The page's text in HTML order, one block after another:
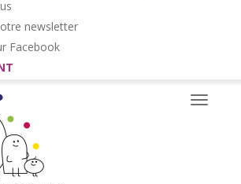
newsletter
Facebook
Toggle